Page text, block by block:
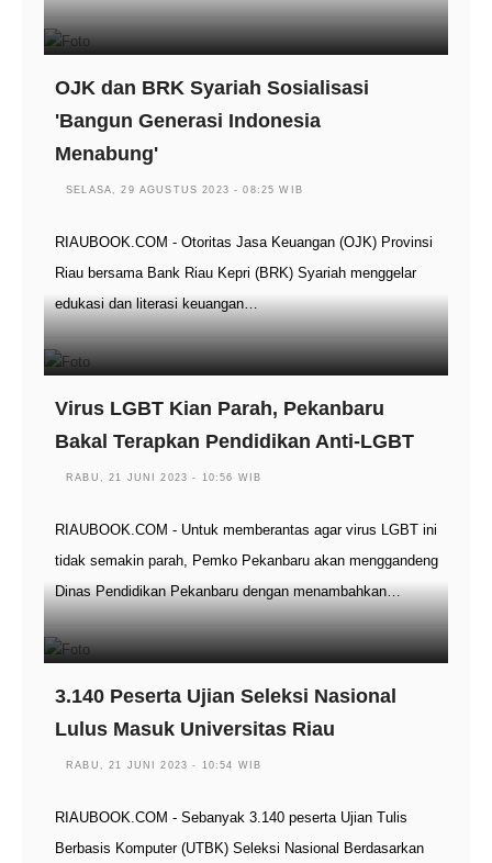
OJK dan BRK Syariah Sosialisasi
'Bangun Generasi Indonesia
Menabung'
SELASA, 29 AGUSTUS 2023 - 08:25 WIB
RIAUBOOK.COM - Otoritas Jasa Keuangan (OJK) Provinsi
Riau bersama Bank Riau Kepri (BRK) Syariah menggelar
edukasi dan literasi keuangan…
Virus LGBT Kian Parah, Pekanbaru
Bakal Terapkan Pendidikan Anti-LGBT
RABU, 21 JUNI 2023 - 10:56 WIB
RIAUBOOK.COM - Untuk memberantas agar virus LGBT ini
tidak semakin parah, Pemko Pekanbaru akan menggandeng
Dinas Pendidikan Pekanbaru dengan menambahkan…
3.140 Peserta Ujian Seleksi Nasional
Lulus Masuk Universitas Riau
RABU, 21 JUNI 2023 - 10:54 WIB
RIAUBOOK.COM - Sebanyak 3.140 peserta Ujian Tulis
Berbasis Komputer (UTBK) Seleksi Nasional Berdasarkan